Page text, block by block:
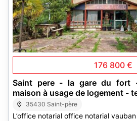
176 800 €
Saint pere - la gare du fort
maison à usage de logement -
35430 Saint-père
L’office notarial office notarial